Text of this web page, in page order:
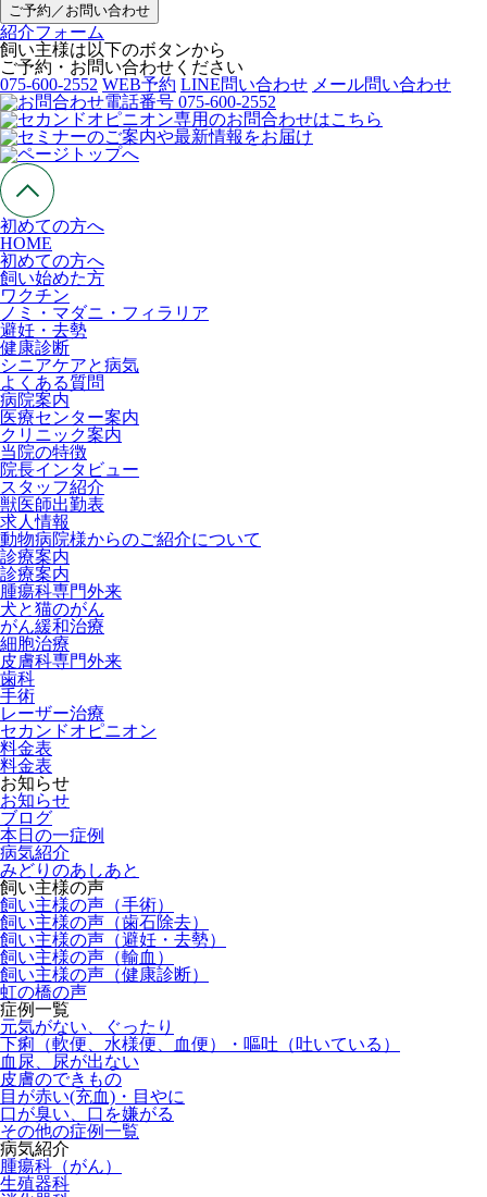
ご予約／お問い合わせ
紹介フォーム
飼い主様は以下のボタンから
ご予約・お問い合わせください
075-600-2552 WEB予約 LINE問い合わせ メール問い合わせ
初めての方へ
HOME
初めての方へ
飼い始めた方
ワクチン
ノミ・マダニ・フィラリア
避妊・去勢
健康診断
シニアケアと病気
よくある質問
病院案内
医療センター案内
クリニック案内
当院の特徴
院長インタビュー
スタッフ紹介
獣医師出勤表
求人情報
動物病院様からのご紹介について
診療案内
診療案内
腫瘍科専門外来
犬と猫のがん
がん緩和治療
細胞治療
皮膚科専門外来
歯科
手術
レーザー治療
セカンドオピニオン
料金表
料金表
お知らせ
お知らせ
ブログ
本日の一症例
病気紹介
みどりのあしあと
飼い主様の声
飼い主様の声（手術）
飼い主様の声（歯石除去）
飼い主様の声（避妊・去勢）
飼い主様の声（輸血）
飼い主様の声（健康診断）
虹の橋の声
症例一覧
元気がない、ぐったり
下痢（軟便、水様便、血便）・嘔吐（吐いている）
血尿、尿が出ない
皮膚のできもの
目が赤い(充血)・目やに
口が臭い、口を嫌がる
その他の症例一覧
病気紹介
腫瘍科（がん）
生殖器科